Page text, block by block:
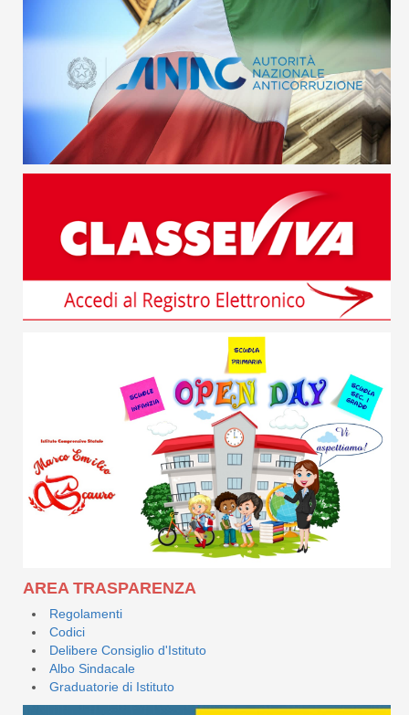
AREA TRASPARENZA
Regolamenti
Codici
Delibere Consiglio d'Istituto
Albo Sindacale
Graduatorie di Istituto